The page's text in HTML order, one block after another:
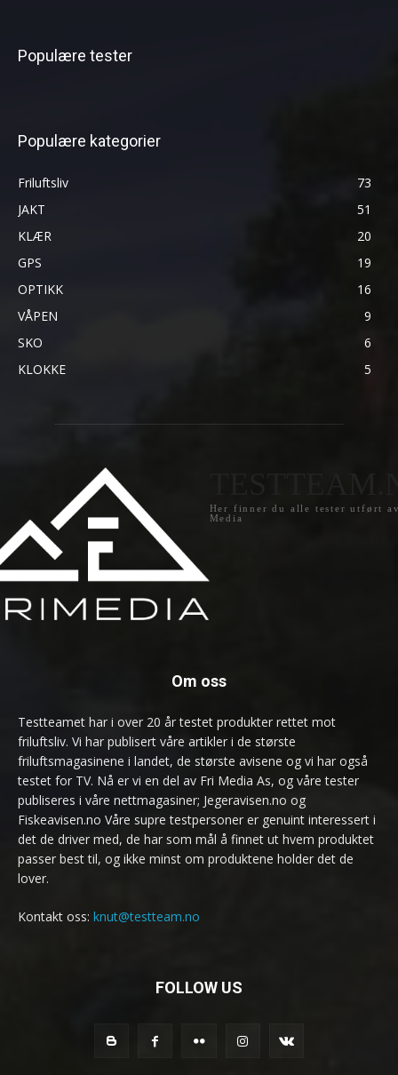
Populære tester
Populære kategorier
Friluftsliv
73
JAKT
51
KLÆR
20
GPS
19
OPTIKK
16
VÅPEN
9
SKO
6
KLOKKE
5
Her finner du alle tester utført
Media
Om oss
Testteamet har i over 20 år testet produkter rettet mot
friluftsliv. Vi har publisert våre artikler i de største
friluftsmagasinene i landet, de største avisene og vi har også
testet for TV. Nå er vi en del av Fri Media As, og våre tester
publiseres i våre nettmagasiner; Jegeravisen.no og
Fiskeavisen.no Våre supre testpersoner er genuint interessert i
det de driver med, de har som mål å finnet ut hvem produktet
passer best til, og ikke minst om produktene holder det de
lover.
Kontakt oss: knut@testteam.no
FOLLOW US